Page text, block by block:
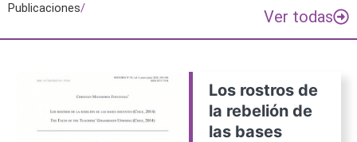
Publicaciones/ Ver todas
Los rostros de
la rebelión de
las bases